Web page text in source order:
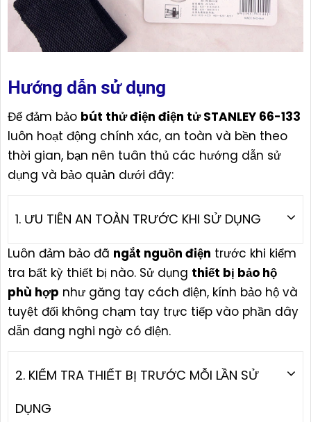
Hướng dẫn sử dụng
Để đảm bảo bút thử điện điện tử STANLEY 66-133
luôn hoạt động chính xác, an toàn và bền theo
thời gian, bạn nên tuân thủ các hướng dẫn sử
dụng và bảo quản dưới đây:
1. ƯU TIÊN AN TOÀN TRƯỚC KHI SỬ DỤNG
Luôn đảm bảo đã ngắt nguồn điện trước khi kiểm
tra bất kỳ thiết bị nào. Sử dụng thiết bị bảo hộ
phù hợp như găng tay cách điện, kính bảo hộ và
tuyệt đối không chạm tay trực tiếp vào phần dây
dẫn đang nghi ngờ có điện.
2. KIỂM TRA THIẾT BỊ TRƯỚC MỖI LẦN SỬ
DỤNG